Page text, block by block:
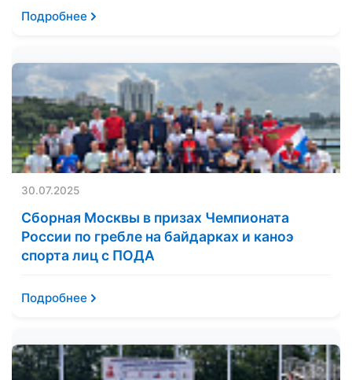
Подробнее
30.07.2025
Сборная Москвы в призах Чемпионата
России по гребле на байдарках и каноэ
спорта лиц с ПОДА
Подробнее